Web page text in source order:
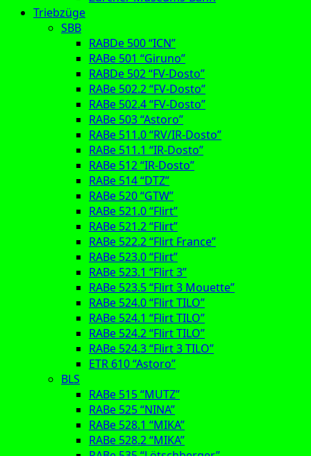
Triebzüge
SBB
RABDe 500 “ICN”
RABe 501 “Giruno”
RABDe 502 “FV-Dosto”
RABe 502.2 “FV-Dosto”
RABe 502.4 “FV-Dosto”
RABe 503 “Astoro”
RABe 511.0 “RV/IR-Dosto”
RABe 511.1 “IR-Dosto”
RABe 512 “IR-Dosto”
RABe 514 “DTZ”
RABe 520 “GTW”
RABe 521.0 “Flirt”
RABe 521.2 “Flirt”
RABe 522.2 “Flirt France”
RABe 523.0 “Flirt”
RABe 523.1 “Flirt 3”
RABe 523.5 “Flirt 3 Mouette”
RABe 524.0 “Flirt TILO”
RABe 524.1 “Flirt TILO”
RABe 524.2 “Flirt TILO”
RABe 524.3 “Flirt 3 TILO”
ETR 610 “Astoro”
BLS
RABe 515 “MUTZ”
RABe 525 “NINA”
RABe 528.1 “MIKA”
RABe 528.2 “MIKA”